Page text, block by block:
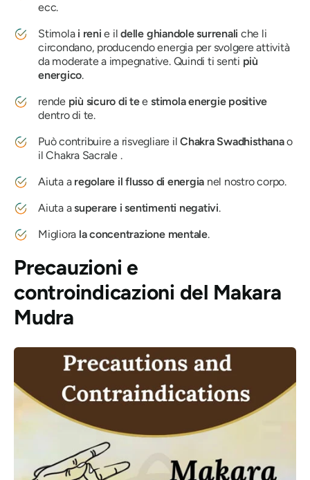
ecc.
Stimola i reni e ildelle ghiandole surrenali che li
circondano, producendo energia per svolgere attività
da moderate a impegnative. Quindi ti senti più
energico.
rende più sicuro di teestimola energie positive
dentro di te.
Può contribuire a risvegliare ilChakra Swadhisthanao
ilChakraSacrale .
Aiuta a regolare il flusso di energia nel nostro corpo.
Aiuta asuperare i sentimenti negativi.
Migliora la concentrazione mentale.
Precauzioni e
controindicazioni del Makara
Mudra